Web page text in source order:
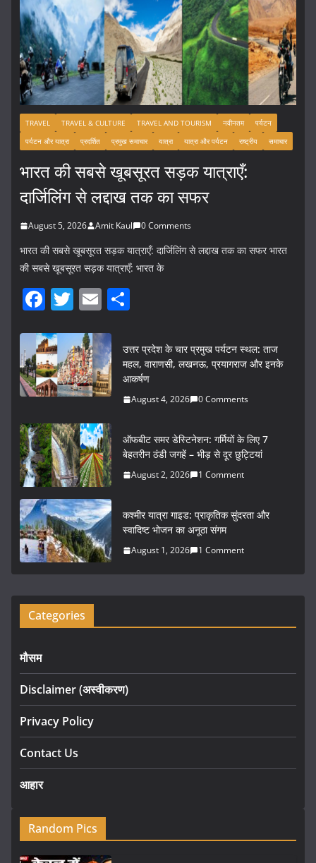
TRAVEL TRAVEL & CULTURE TRAVEL AND TOURISM नवीनतम
पर्यटन
पर्यटन और यात्रा
प्रदर्शित प्रमुख समाचार यात्रा यात्रा और पर्यटन राष्ट्रीय समाचार
भारत की सबसे खूबसूरत सड़क यात्राएँ:
दार्जिलिंग से लद्दाख तक का सफर
August 5, 2026 Amit Kaul 0 Comments
भारत की सबसे खूबसूरत सड़क यात्राएँ: दार्जिलिंग से लद्दाख तक का सफर भारत
की सबसे खूबसूरत सड़क यात्राएँ: भारत के
F
c
e
b
o
k
T
itt
er
E
ai
l
ar
e
उत्तर प्रदेश के चार प्रमुख पर्यटन स्थल: ताज
महल, वाराणसी, लखनऊ, प्रयागराज और इनके
आकर्षण
August 4, 2026 0 Comments
ऑफबीट समर डेस्टिनेशन: गर्मियों के लिए 7
बेहतरीन ठंडी जगहें – भीड़ से दूर छुट्टियां
August 2, 2026 1 Comment
कश्मीर यात्रा गाइड: प्राकृतिक सुंदरता और
स्वादिष्ट भोजन का अनूठा संगम
August 1, 2026 1 Comment
Categories
मौसम
Disclaimer (अस्वीकरण)
Privacy Policy
Contact Us
आहार
Random Pics